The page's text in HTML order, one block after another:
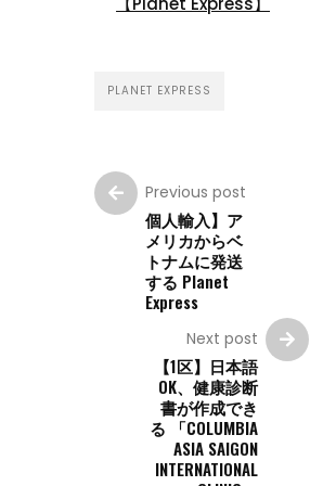
PLANET EXPRESS
Previous post
個人輸入】ア
メリカからベ
トナムに発送
する Planet
Express
Next post
【1区】日本語
OK、健康診断
書が作成でき
る 「COLUMBIA
ASIA SAIGON
INTERNATIONAL